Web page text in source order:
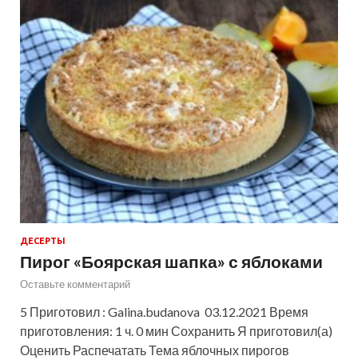
ДЕСЕРТЫ
Пирог «Боярская шапка» с яблоками
Оставьте комментарий
5 Приготовил : Galina.budanova 03.12.2021 Время
приготовления: 1 ч. 0 мин Сохранить Я приготовил(а)
Оценить Распечатать Тема яблочных пирогов